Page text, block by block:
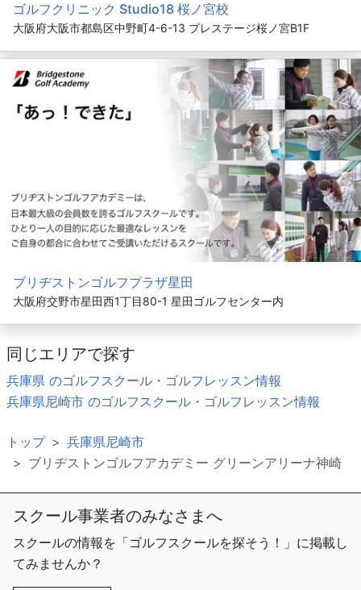
ゴルフクリニック Studio18 桜ノ宮校
大阪府大阪市都島区中野町4-6-13 プレステージ桜ノ宮B1F
ブリヂストンゴルフプラザ星田
大阪府交野市星田西1丁目80-1 星田ゴルフセンター内
同じエリアで探す
兵庫県 のゴルフスクール・ゴルフレッスン情報
兵庫県尼崎市 のゴルフスクール・ゴルフレッスン情報
トップ
兵庫県尼崎市
ブリヂストンゴルフアカデミー グリーンアリーナ神崎
スクール事業者のみなさまへ
スクールの情報を「ゴルフスクールを探そう！」に掲載し
てみませんか？